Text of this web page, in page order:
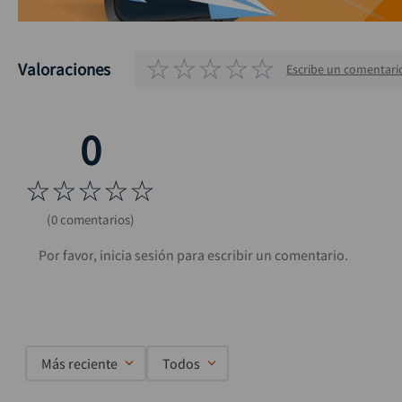
Valoraciones ☆☆☆☆☆ Escribe un
☆☆☆☆☆
(0 comentarios)
Más reciente Todos